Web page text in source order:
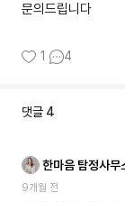
문의드립니다
1 4
댓글 4
한마음 탐정사무
9개월 전